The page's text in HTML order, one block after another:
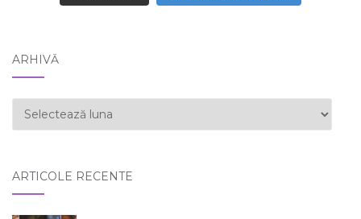
ARHIVĂ
ARHIVĂ
ARTICOLE RECENTE